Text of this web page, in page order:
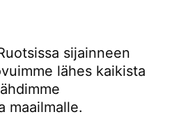
sijainneen
lähes kaikista
maailmalle.